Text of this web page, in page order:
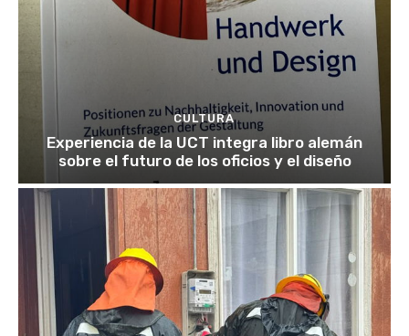
CULTURA
Experiencia de la UCT integra libro alemán
sobre el futuro de los oficios y el diseño